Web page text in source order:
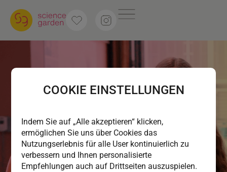
COOKIE EINSTELLUNGEN
Indem Sie auf „Alle akzeptieren“ klicken,
ermöglichen Sie uns über Cookies das
Nutzungserlebnis für alle User kontinuierlich zu
verbessern und Ihnen personalisierte
Empfehlungen auch auf Drittseiten auszuspielen.